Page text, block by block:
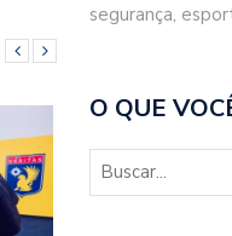
segurança,
O QUE